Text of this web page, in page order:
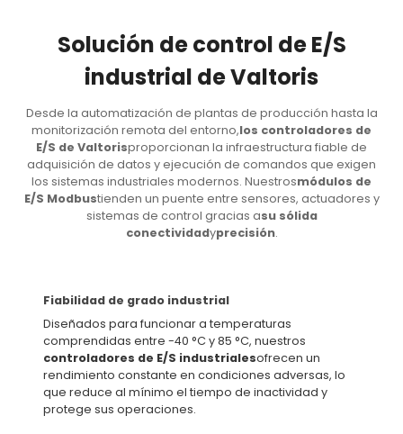
Solución de control de E/S
industrial de Valtoris
Desde la automatización de plantas de producción hasta la
monitorización remota del entorno,los controladores de
E/S de Valtorisproporcionan la infraestructura fiable de
adquisición de datos y ejecución de comandos que exigen
los sistemas industriales modernos. Nuestrosmódulos de
E/S Modbustienden un puente entre sensores, actuadores y
sistemas de control gracias asu sólida
conectividadyprecisión.
Fiabilidad de grado industrial
Diseñados para funcionar a temperaturas
comprendidas entre -40 °C y 85 °C, nuestros
controladores de E/S industrialesofrecen un
rendimiento constante en condiciones adversas, lo
que reduce al mínimo el tiempo de inactividad y
protege sus operaciones.